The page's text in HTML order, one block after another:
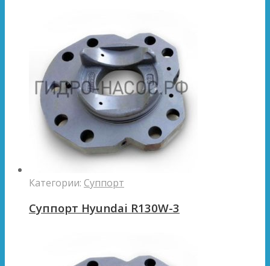
Категории: Суппорт
Суппорт Hyundai R130W-3